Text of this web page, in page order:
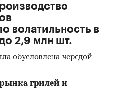
ВЭД с объемами
импортеров
экспортеров и
волатильность в
2,9 млн шт.
обусловлена чередой
грилей и